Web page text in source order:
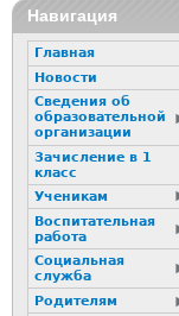
Навигация
Главная
Новости
Сведения об
образовательной
организации
Зачисление в 1
класс
Ученикам
Воспитательная
работа
Социальная
служба
Родителям